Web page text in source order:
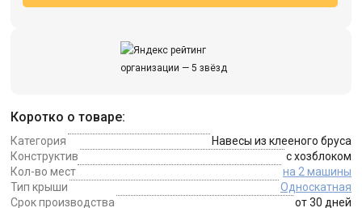
Коротко о товаре:
Категория
Навесы из клееного бруса
Конструктив
с хозблоком
Кол-во мест
на 2 машины
Тип крыши
Односкатная
Срок производства
от 30 дней